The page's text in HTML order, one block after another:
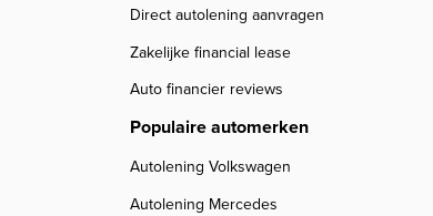
Direct autolening aanvragen
Zakelijke financial lease
Auto financier reviews
Populaire automerken
Autolening Volkswagen
Autolening Mercedes